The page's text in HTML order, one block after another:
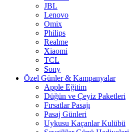
JBL
Lenovo
Omix
Philips
Realme
Xiaomi
TCL
Sony
Özel Günler & Kampanyalar
Apple Eğitim
Düğün ve Çeyiz Paketleri
Fırsatlar Pasajı
Pasaj Günleri
Uykusu Kaçanlar Kulübü